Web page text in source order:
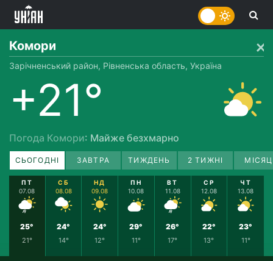
Комори
Зарічненський район, Рівненська область, Україна
+21°
Погода Комори: Майже безхмарно
СЬОГОДНІ ЗАВТРА ТИЖДЕНЬ 2 ТИЖНІ
ПТ
07.08
25°
21°
СБ
08.08
24°
14°
НД
09.08
24°
12°
ПН
10.08
29°
11°
ВТ
11.08
26°
17°
СР
12.08
22°
13°
ЧТ
13.08
23°
11°